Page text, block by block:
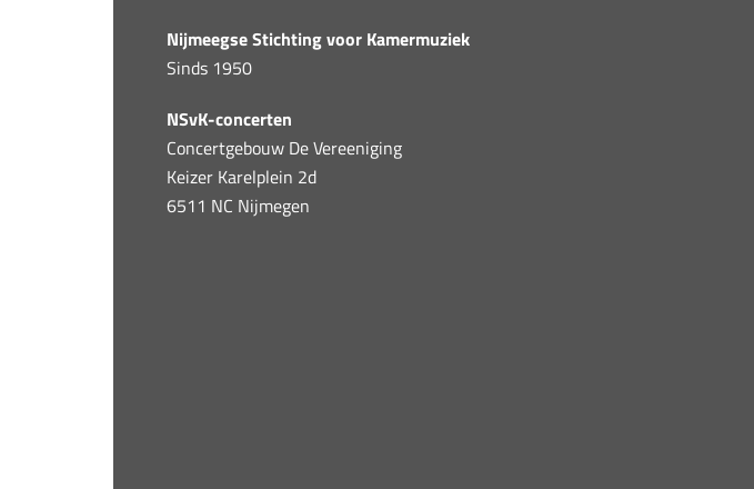
Nijmeegse Stichting voor Kamermuziek
Sinds 1950
NSvK-concerten
Concertgebouw De Vereeniging
Keizer Karelplein 2d
6511 NC Nijmegen